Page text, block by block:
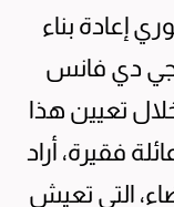
إعادة بناء
جي دي فانس
تعيين هذا
فقيرة، أراد
التي تعيش